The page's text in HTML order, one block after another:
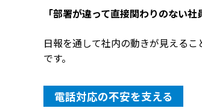
「部署が違って直接関わりのない
日報を通して社内の動きが見える
です。
電話対応の不安を支える